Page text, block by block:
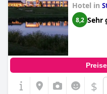
Hotel in
8,2 Sehr
$